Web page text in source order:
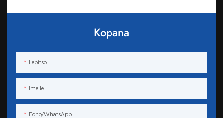
Kopana
Lebitso
Imeile
Fono/WhatsApp